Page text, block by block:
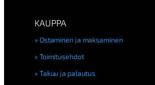
KAUPPA
Ostaminen ja maksaminen
Toimitusehdot
Takuu ja palautus